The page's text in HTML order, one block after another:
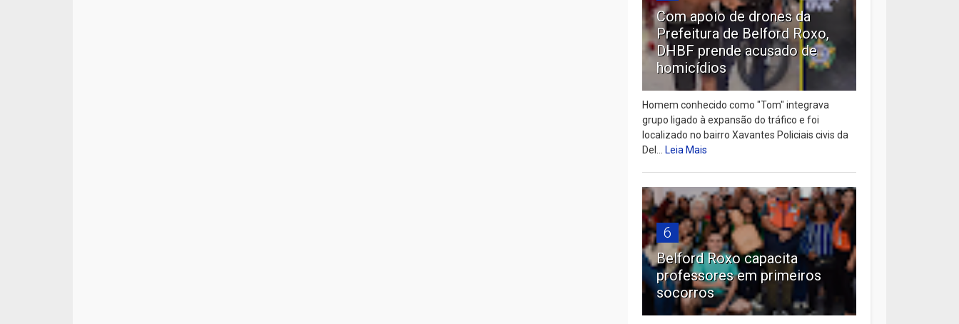
Com apoio de drones da
Prefeitura de Belford Roxo,
DHBF prende acusado de
homicídios
Homem conhecido como "Tom" integrava
grupo ligado à expansão do tráfico e foi
localizado no bairro Xavantes Policiais civis da
Del...Leia Mais
6
Belford Roxo capacita
professores em primeiros
socorros